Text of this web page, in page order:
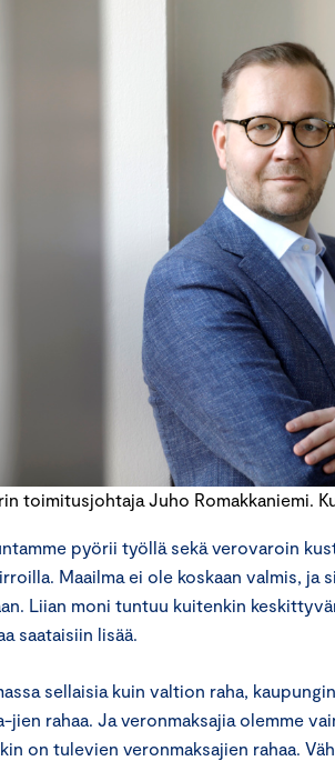
toimitusjohtaja Juho Romakkaniemi.
pyörii työllä sekä verovaroin
Maailma ei ole koskaan valmis, ja
Liian moni tuntuu kuitenkin
saataisiin lisää.
sellaisia kuin valtion raha,
jien rahaa. Ja veronmaksajia olemme
on tulevien veronmaksajien rahaa.